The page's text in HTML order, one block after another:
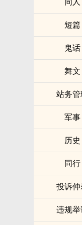
短篇
鬼话
舞文
站务
军事
历史
同行
投诉
违规